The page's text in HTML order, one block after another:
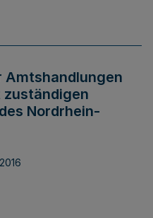
Amtshandlungen
Nordrhein-